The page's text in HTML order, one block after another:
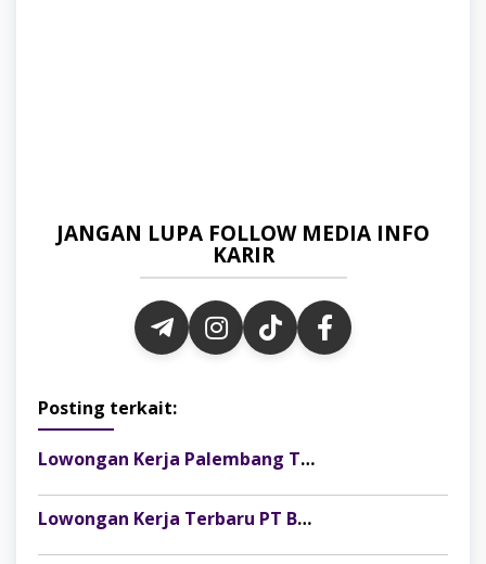
JANGAN LUPA FOLLOW MEDIA INFO
KARIR
Posting terkait:
Lowongan Kerja Palembang Terbaru ABUNESIA GROUP
Lowongan Kerja Terbaru PT Bank Central Asia Tbk (BCA)